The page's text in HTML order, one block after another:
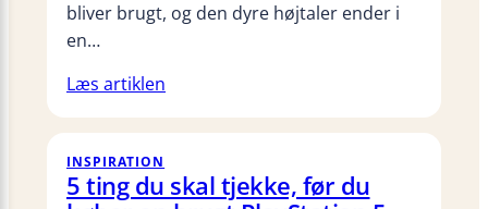
bliver brugt, og den dyre højtaler ender i
en…
Læs artiklen
INSPIRATION
5 ting du skal tjekke, før du